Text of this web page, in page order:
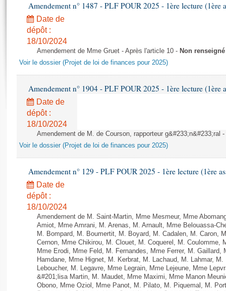
Propositions de loi
Amendements
Textes adoptés
Rapports d'information
Rapports sur l'application des lois
Baromètre de l’application des lois
Budget et sécurité sociale
Comptes rendus des débats
Histoire
Juniors
Anciennes législatures
Liens vers les sites publics
Photos libres de droit
Amendement n° 1487 - PLF POUR 2025 - 1ère lecture (1ère
Date de
dépôt :
18/10/2024
Amendement de Mme Gruet - Après l'article 10 - Non renseigné
Voir le dossier (Projet de loi de finances pour 2025)
Amendement n° 1904 - PLF POUR 2025 - 1ère lecture (1ère
Date de
dépôt :
18/10/2024
Amendement de M. de Courson, rapporteur g&#233;n&#233;ral
Voir le dossier (Projet de loi de finances pour 2025)
Amendement n° 129 - PLF POUR 2025 - 1ère lecture (1ère
Date de
dépôt :
18/10/2024
Amendement de M. Saint-Martin, Mme Mesmeur, Mme
Amiot, Mme Amrani, M. Arenas, M. Arnault, Mme Belouassa-
M. Bompard, M. Boumertit, M. Boyard, M. Cadalen, M. Caron,
Cernon, Mme Chikirou, M. Clouet, M. Coquerel, M. Coulomme,
Mme Erodi, Mme Feld, M. Fernandes, Mme Ferrer, M. Gaillard,
Hamdane, Mme Hignet, M. Kerbrat, M. Lachaud, M. Lahmar,
Leboucher, M. Legavre, Mme Legrain, Mme Lejeune, Mme
&#201;lisa Martin, M. Maudet, Mme Maximi, Mme Manon
Obono, Mme Oziol, Mme Panot, M. Pilato, M. Piquemal, M.